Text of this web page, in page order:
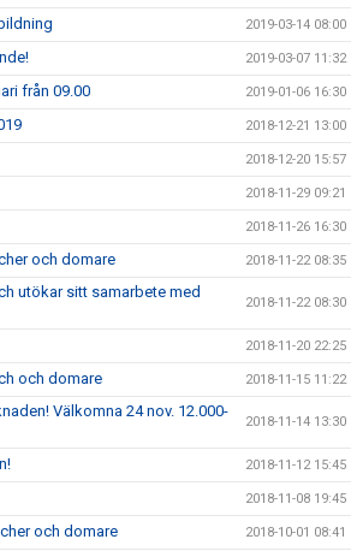
2019-03-14 08:00
2019-03-07 11:32
från 09.00 2019-01-06 16:30
2018-12-21 13:00
2018-12-20 15:57
2018-11-29 09:21
2018-11-26 16:30
och domare 2018-11-22 08:35
utökar sitt samarbete med
2018-11-22 08:30
2018-11-20 22:25
och domare 2018-11-15 11:22
Välkomna 24 nov. 12.000-
2018-11-14 13:30
2018-11-12 15:45
2018-11-08 19:45
och domare 2018-10-01 08:41